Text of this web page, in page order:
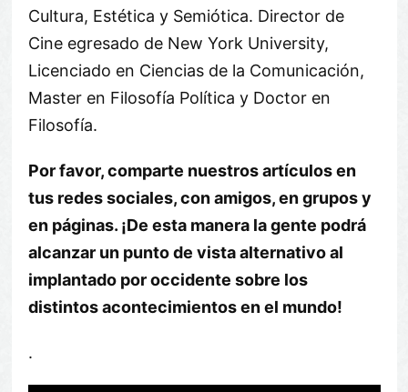
Cultura, Estética y Semiótica. Director de
Cine egresado de New York University,
Licenciado en Ciencias de la Comunicación,
Master en Filosofía Política y Doctor en
Filosofía.
Por favor, comparte nuestros artículos en
tus redes sociales, con amigos, en grupos y
en páginas. ¡De esta manera la gente podrá
alcanzar un punto de vista alternativo al
implantado por occidente sobre los
distintos acontecimientos en el mundo!
.